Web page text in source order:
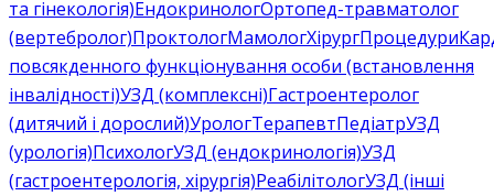
та гінекологія)ЕндокринологОртопед-травматолог
(вертебролог)ПроктологМамологХірургПроцедури
повсякденного функціонування особи (встановлення
інвалідності)УЗД (комплексні)Гастроентеролог
(дитячий і дорослий)УрологТерапевтПедіатрУЗД
(урологія)ПсихологУЗД (ендокринологія)УЗД
(гастроентерологія, хірургія)РеабілітологУЗД (інші